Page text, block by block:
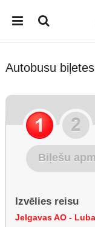
Autobusu biļetes
Biļešu
Izvēlies reisu
Jelgavas AO -